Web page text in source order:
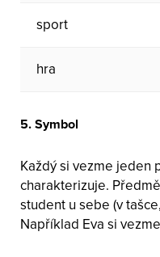
sport
hra
5. Symbol
Každý si vezme jeden
charakterizuje.
student u sebe (v
Například Eva si